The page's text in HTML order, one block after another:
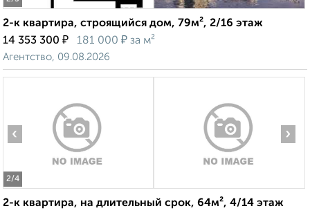
2-к квартира, строящийся дом, 79м², 2/16 этаж
14 353 300 ₽ 181 000 ₽ за м²
Агентство, 09.08.2026
2/4
‹ ›
2-к квартира, на длительный срок, 64м², 4/14 этаж